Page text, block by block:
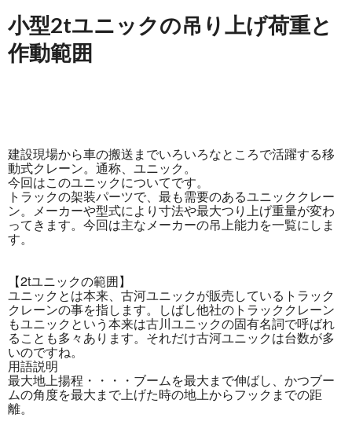
小型2tユニックの吊り上げ荷重と
作動範囲
建設現場から車の搬送までいろいろなところで活躍する移
動式クレーン。通称、ユニック。
今回はこのユニックについてです。
トラックの架装パーツで、最も需要のあるユニッククレー
ン。メーカーや型式により寸法や最大つり上げ重量が変わ
ってきます。今回は主なメーカーの吊上能力を一覧にしま
す。
【2tユニックの範囲】
ユニックとは本来、古河ユニックが販売しているトラック
クレーンの事を指します。しばし他社のトラッククレーン
もユニックという本来は古川ユニックの固有名詞で呼ばれ
ることも多々あります。それだけ古河ユニックは台数が多
いのですね。
用語説明
最大地上揚程・・・・ブームを最大まで伸ばし、かつブー
ムの角度を最大まで上げた時の地上からフックまでの距
離。